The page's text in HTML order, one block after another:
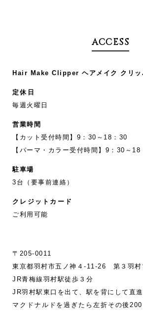
ACCESS
Hair Make Clipper ヘアメイク クリッ
定休日
毎週火曜日
営業時間
【カット受付時間】9：30～18：30
【パーマ・カラー受付時間】9：30～18
駐車場
3台（要事前連絡）
クレジットカード
ご利用可能
〒205-0011
東京都羽村市五ノ神４-11‐26 第３羽村
JR青梅線羽村駅徒歩３分
JR羽村駅東口を出て、駅を背にして直進
マクドナルドを過ぎたら左折その後